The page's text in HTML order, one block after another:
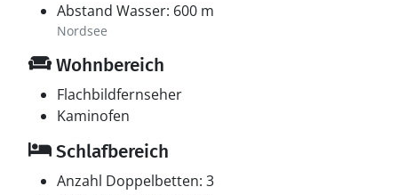
Abstand Wasser: 600 m
Nordsee
Wohnbereich
Flachbildfernseher
Kaminofen
Schlafbereich
Anzahl Doppelbetten: 3